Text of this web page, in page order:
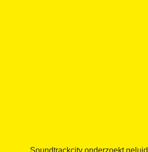
Soundtrackcity onderzoekt